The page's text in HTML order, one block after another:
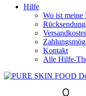
Hilfe
Wo ist meine
Kontakt
Alle Hilfe-